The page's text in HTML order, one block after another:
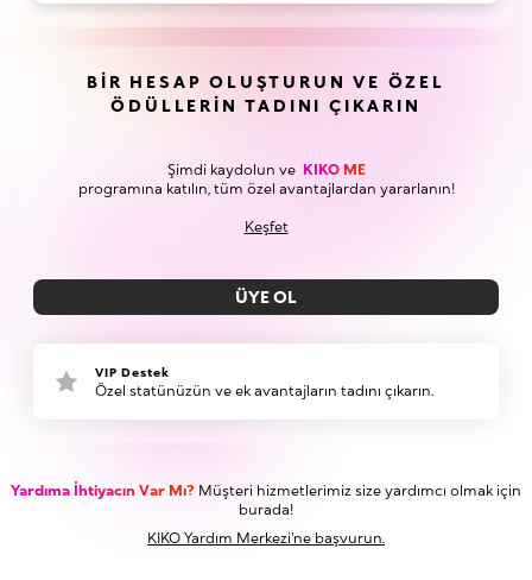
BIR HESAP OLUŞTURUN VE ÖZEL
ÖDÜLLERIN TADINI ÇIKARIN
Şimdi kaydolun ve KIKO ME
programına katılın, tüm özel avantajlardan yararlanın!
Keşfet
ÜYE OL
VIP Destek
Özel statünüzün ve ek avantajların tadını çıkarın.
Yardıma İhtiyacın Var Mı? Müşteri hizmetlerimiz size yardımcı olmak için
burada!
KIKO Yardım Merkezi'ne başvurun.